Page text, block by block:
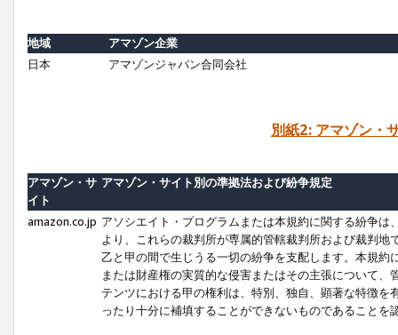
地域
アマゾン企業
日本
アマゾンジャパン合同会社
別紙2: アマゾン・
アマゾン・サ
イト
アマゾン・サイト別の準拠法および紛争規定
amazon.co.jp アソシエイト・プログラムまたは本規約に関する紛争
より、これらの裁判所が専属的管轄裁判所および裁判
乙と甲の間で生じうる一切の紛争を支配します。本規
または財産権の実質的な侵害またはその主張について
テンツにおける甲の権利は、特別、独自、顕著な特徴
ったり十分に補填することができないものであることを